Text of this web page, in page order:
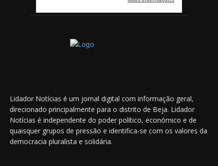
Lidador Notícias é um jornal digital com informação geral,
direcionado principalmente para o distrito de Beja. Lidador
Notícias é independente do poder político, económico e de
quaisquer grupos de pressão e identifica-se com os valores da
democracia pluralista e solidária.